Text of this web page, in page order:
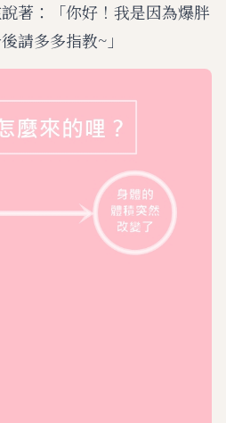
著：「你好！我是因為爆胖
請多多指教~」